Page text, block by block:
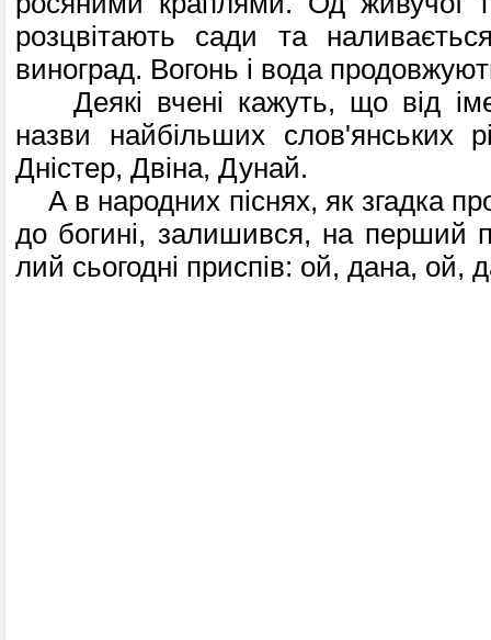
розцвіта­ють сади та
виноград. Вогонь і вода
Деякі вчені кажуть, що від
назви найбільших слов'янських
Дністер, Двіна, Дунай.
А в народних піснях, як згадка
до богині, залишився, на перший
лий сьогодні приспів: ой, дана, ой,